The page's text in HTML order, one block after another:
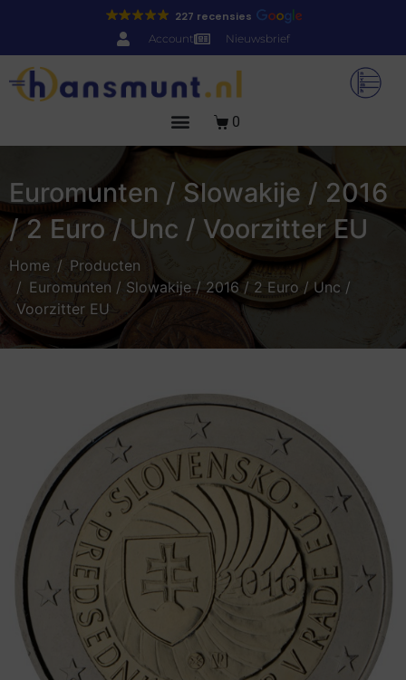
227 recensies
Account Nieuwsbrief
0
Euromunten / Slowakije / 2016
/ 2 Euro / Unc / Voorzitter EU
Home
Producten
Euromunten / Slowakije / 2016 / 2 Euro / Unc /
Voorzitter EU